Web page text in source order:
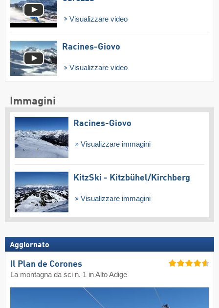
Visualizzare video
Racines-Giovo
Visualizzare video
Immagini
Racines-Giovo
Visualizzare immagini
KitzSki - Kitzbühel/​Kirchberg
Visualizzare immagini
Aggiornato
Il Plan de Corones
La montagna da sci n. 1 in Alto Adige